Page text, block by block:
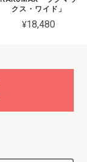
クス・ワイド」
¥18,480